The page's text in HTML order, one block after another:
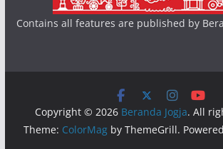
Contains all features are published by
Copyright © 2026 Beranda Jogja. All
Theme: ColorMagby ThemeGrill.